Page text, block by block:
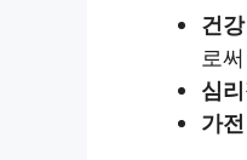
건
로
심
가